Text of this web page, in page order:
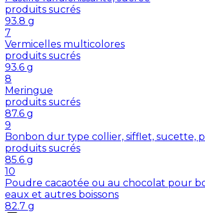
produits sucrés
93.8 g
7
Vermicelles multicolores
produits sucrés
93.6 g
8
Meringue
produits sucrés
87.6 g
9
Bonbon dur type collier, sifflet, sucette,
produits sucrés
85.6 g
10
Poudre cacaotée ou au chocolat pour
eaux et autres boissons
82.7 g